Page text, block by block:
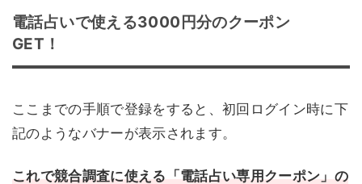
電話占いで使える3000円分のクーポン
GET！
ここまでの手順で登録をすると、初回ログイン時に下
記のようなバナーが表示されます。
これで競合調査に使える「電話占い専用クーポン」の